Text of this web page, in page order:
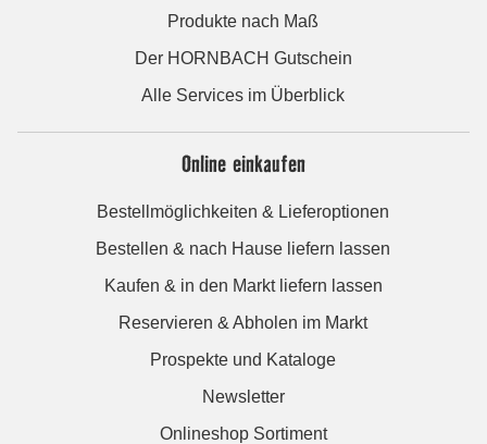
Produkte nach Maß
Der HORNBACH Gutschein
Alle Services im Überblick
Online einkaufen
Bestellmöglichkeiten & Lieferoptionen
Bestellen & nach Hause liefern lassen
Kaufen & in den Markt liefern lassen
Reservieren & Abholen im Markt
Prospekte und Kataloge
Newsletter
Onlineshop Sortiment